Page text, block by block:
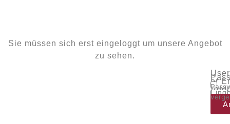
Sie müssen sich erst eingeloggt um unsere Angebot
zu sehen.
or